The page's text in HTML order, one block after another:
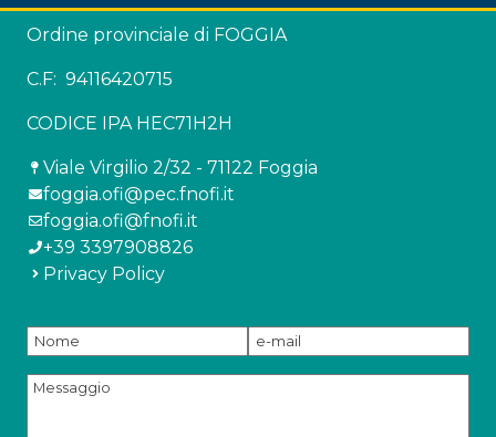
Ordine provinciale di FOGGIA
C.F: 94116420715
CODICE IPA HEC71H2H
Viale Virgilio 2/32 - 71122 Foggia
foggia.ofi@pec.fnofi.it
foggia.ofi@fnofi.it
+39 3397908826
Privacy Policy